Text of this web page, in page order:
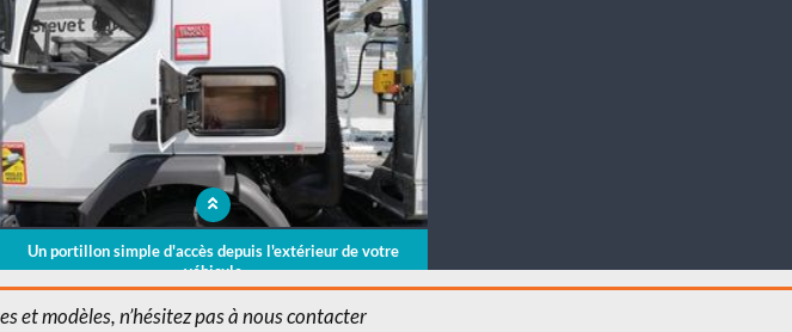
Un portillon simple d'accès depuis l'extérieur de votre
véhicule
et modèles, n’hésitez pas à nous contacter